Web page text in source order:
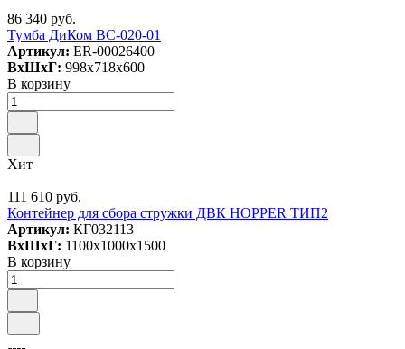
86 340 руб.
Тумба ДиКом ВС-020-01
Артикул: ER-00026400
ВxШxГ: 998x718x600
В корзину
Хит
111 610 руб.
Контейнер для сбора стружки ДВК HOPPER ТИП2
Артикул: КГ032113
ВxШxГ: 1100x1000x1500
В корзину